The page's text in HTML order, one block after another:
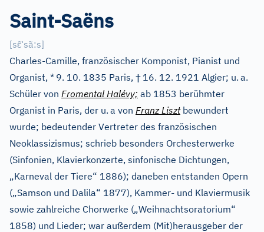
Saint-Saëns
[sɛ̃ˈsã:s]
Charles-Camille, französischer Komponist, Pianist und
Organist, * 9. 10. 1835 Paris, † 16. 12. 1921 Algier; u. a.
Schüler von Fromental Halévy; ab 1853 berühmter
Organist in Paris, der u. a von Franz Lisztbewundert
wurde; bedeutender Vertreter des französischen
Neoklassizismus; schrieb besonders Orchesterwerke
(Sinfonien, Klavierkonzerte, sinfonische Dichtungen,
„Karneval der Tiere“ 1886); daneben entstanden Opern
(„Samson und Dalila“ 1877), Kammer- und Klaviermusik
sowie zahlreiche Chorwerke („Weihnachtsoratorium“
1858) und Lieder; war außerdem (Mit)herausgeber der